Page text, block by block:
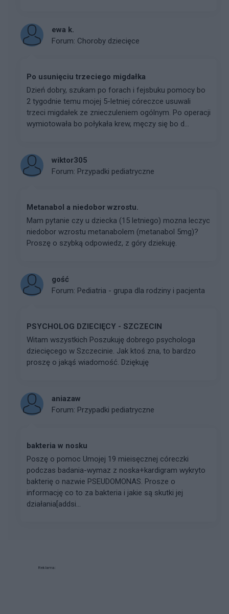
ewa k.
Forum: Choroby dziecięce
Po usunięciu trzeciego migdałka
Dzień dobry, szukam po forach i fejsbuku pomocy bo
2 tygodnie temu mojej 5-letniej córeczce usuwali
trzeci migdałek ze znieczuleniem ogólnym. Po operacji
wymiotowała bo połykała krew, męczy się bo d...
wiktor305
Forum: Przypadki pediatryczne
Metanabol a niedobor wzrostu.
Mam pytanie czy u dziecka (15 letniego) mozna leczyc
niedobor wzrostu metanabolem (metanabol 5mg)?
Proszę o szybką odpowiedz, z góry dziekuję.
gość
Forum: Pediatria - grupa dla rodziny i pacjenta
PSYCHOLOG DZIECIĘCY - SZCZECIN
Witam wszystkich Poszukuję dobrego psychologa
dziecięcego w Szczecinie. Jak ktoś zna, to bardzo
proszę o jakąś wiadomość. Dziękuję
aniazaw
Forum: Przypadki pediatryczne
bakteria w nosku
Poszę o pomoc Umojej 19 mieisęcznej córeczki
podczas badania-wymaz z noska+kardigram wykryto
bakterię o nazwie PSEUDOMONAS. Prosze o
informację co to za bakteria i jakie są skutki jej
działania[addsi...
Reklama: